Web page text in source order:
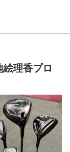
理香プロ